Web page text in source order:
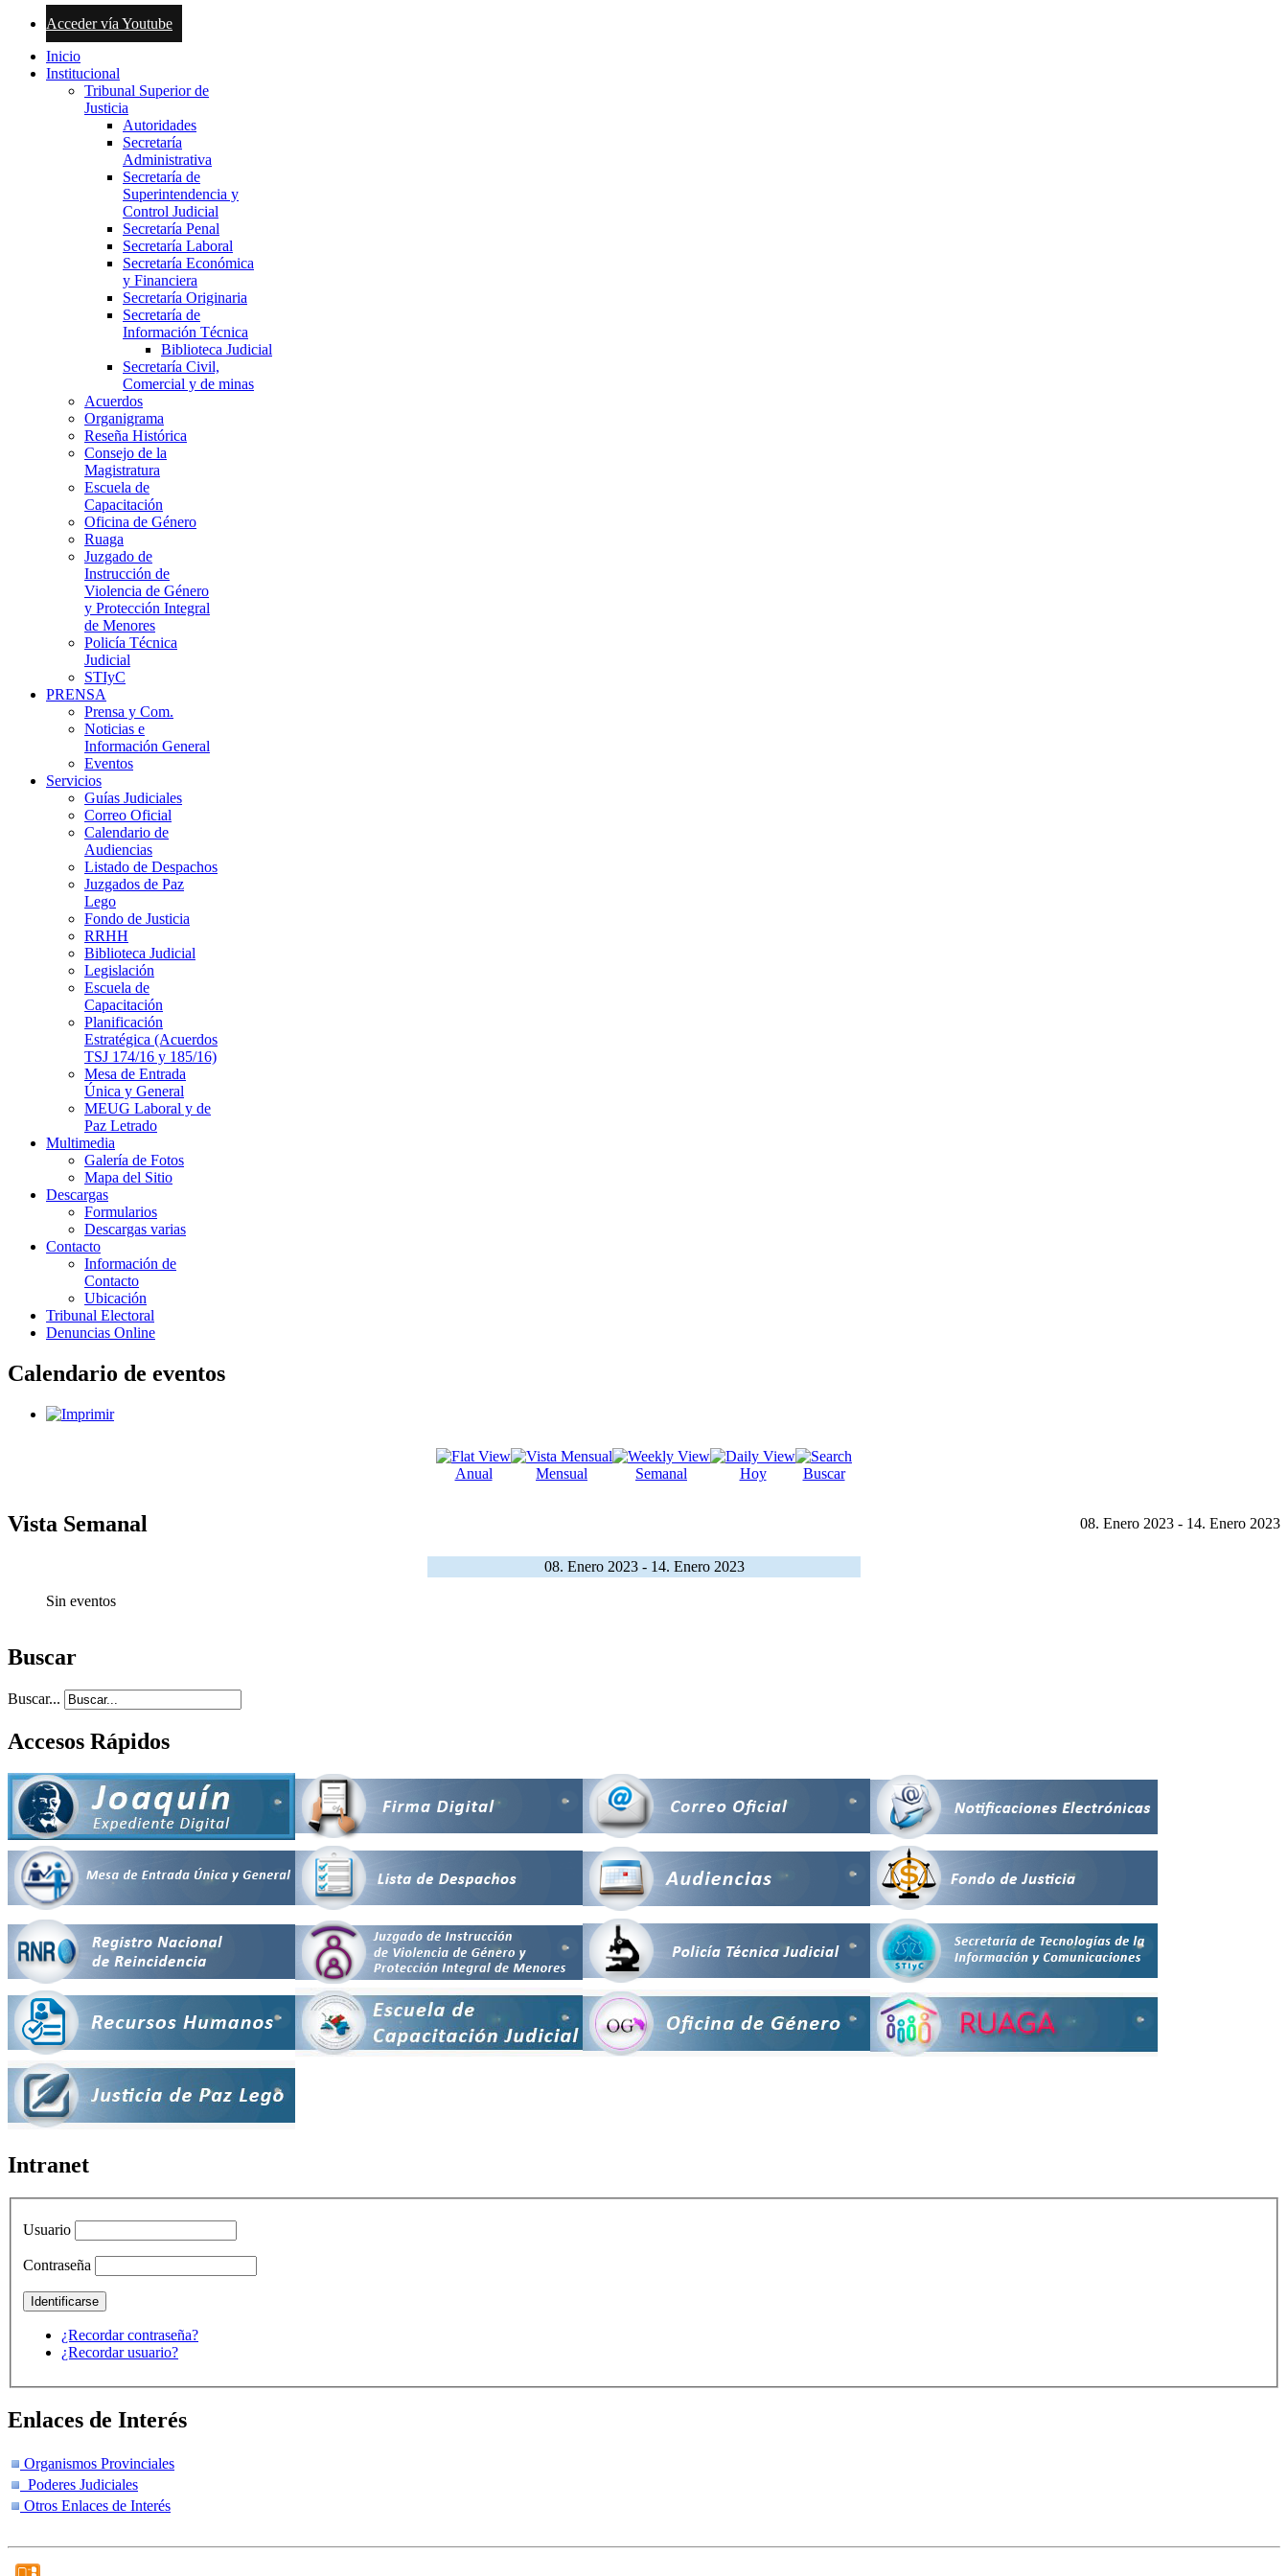
Acceder vía Youtube
Inicio
Institucional
Tribunal Superior de
Justicia
Autoridades
Secretaría
Administrativa
Secretaría de
Superintendencia y
Control Judicial
Secretaría Penal
Secretaría Laboral
Secretaría Económica
y Financiera
Secretaría Originaria
Secretaría de
Información Técnica
Biblioteca Judicial
Secretaría Civil,
Comercial y de minas
Acuerdos
Organigrama
Reseña Histórica
Consejo de la
Magistratura
Escuela de
Capacitación
Oficina de Género
Ruaga
Juzgado de
Instrucción de
Violencia de Género
y Protección Integral
de Menores
Policía Técnica
Judicial
STIyC
PRENSA
Prensa y Com.
Noticias e
Información General
Eventos
Servicios
Guías Judiciales
Correo Oficial
Calendario de
Audiencias
Listado de Despachos
Juzgados de Paz
Lego
Fondo de Justicia
RRHH
Biblioteca Judicial
Legislación
Escuela de
Capacitación
Planificación
Estratégica (Acuerdos
TSJ 174/16 y 185/16)
Mesa de Entrada
Única y General
MEUG Laboral y de
Paz Letrado
Multimedia
Galería de Fotos
Mapa del Sitio
Descargas
Formularios
Descargas varias
Contacto
Información de
Contacto
Ubicación
Tribunal Electoral
Denuncias Online
Calendario de eventos
Anual Mensual Semanal Hoy Buscar
Vista Semanal 08. Enero 2023 - 14. Enero 2023
08. Enero 2023 - 14. Enero 2023
Sin eventos
Buscar
Buscar...
Accesos Rápidos
Intranet
Usuario
Contraseña
¿Recordar contraseña?
¿Recordar usuario?
Enlaces de Interés
Organismos Provinciales
Poderes Judiciales
Otros Enlaces de Interés